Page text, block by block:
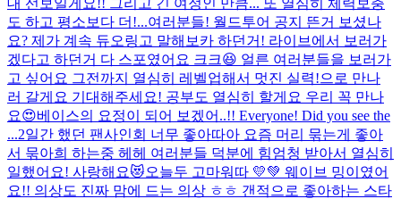
도 하고 평소보다 더!...여러분들! 월드투어 공지 뜬거 보셨나
요? 제가 계속 듀오링고 말해보카 하던거! 라이브에서 보러가
겠다고 하던거 다 스포였어요 크크😆 얼른 여러분들을 보러가
고 싶어요 그전까지 열심히 레벨업해서 멋진 실력!으로 만나
러 갈게요 기대해주세요! 공부도 열심히 할게요 우리 꼭 만나
요😍베이스의 요정이 되어 보겠어..!! Everyone! Did you see the
...2일간 했던 팬사인회 너무 좋아따아 요즘 머리 묶는게 좋아
서 묶아희 하는중 헤헤 여러분들 덕분에 힘엄청 받아서 열심히
일했어요! 사랑해요😻오늘두 고마워따 💛💚 웨이브 밍이였어
요!! 의상도 진짜 맘에 드는 의상 ㅎㅎ 갠적으로 좋아하는 스타